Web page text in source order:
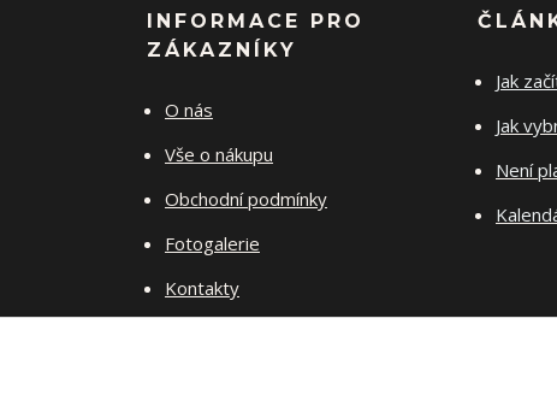
INFORMACE PRO
ZÁKAZNÍKY
O nás
Vše o nákupu
Obchodní podmínky
Fotogalerie
Kontakty
Jak
Jak
Není